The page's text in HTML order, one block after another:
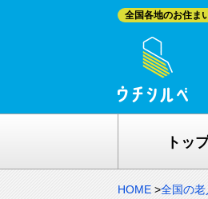
全国各地のお住ま
トッ
HOME >全国の